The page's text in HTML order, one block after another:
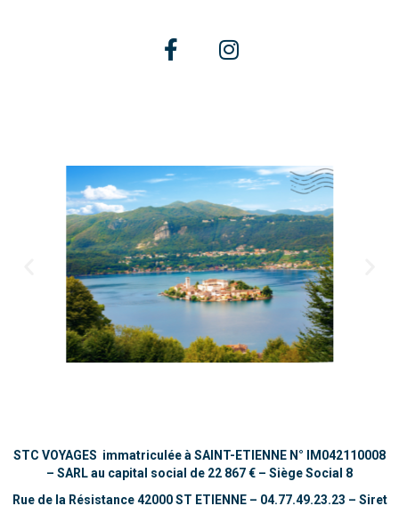
STC VOYAGES immatriculée à SAINT-ETIENNE N° IM042110008
– SARL au capital social de 22 867 € – Siège Social 8
Rue de la Résistance 42000 ST ETIENNE – 04.77.49.23.23 – Siret